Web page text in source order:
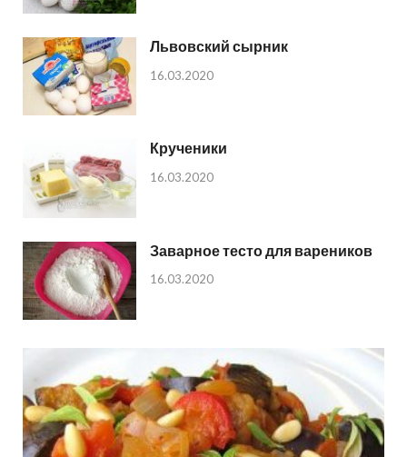
Львовский сырник
16.03.2020
Крученики
16.03.2020
Заварное тесто для вареников
16.03.2020